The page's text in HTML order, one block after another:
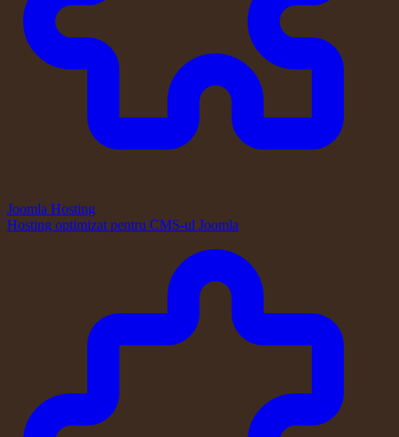
Joomla Hosting
Hosting optimizat pentru CMS-ul Joomla